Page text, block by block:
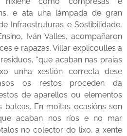
e ata uha lámpada de gran
Infraestruturas e Sostibilidade,
Iván Valles, acompañaron
e rapazas. Villar explicoulles a
“que acaban nas praias
unha xestión correcta dese
os restos proceden da
de aparellos ou elementos
bateas. En moitas ocasións son
acaban nos ríos e no mar
no colector do lixo, a xente